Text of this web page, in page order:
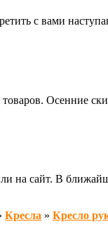
с вами
Осенние
на сайт. В
Кресла » Кресло